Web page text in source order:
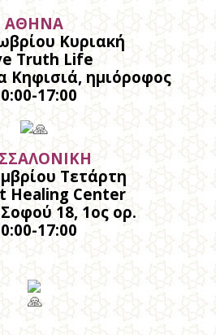
ΑΘΗΝΑ
Κυριακή
Truth Life
Κηφισιά, ημιόροφος
17:00
Τετάρτη
Healing Center
18, 1ος ορ.
17:00